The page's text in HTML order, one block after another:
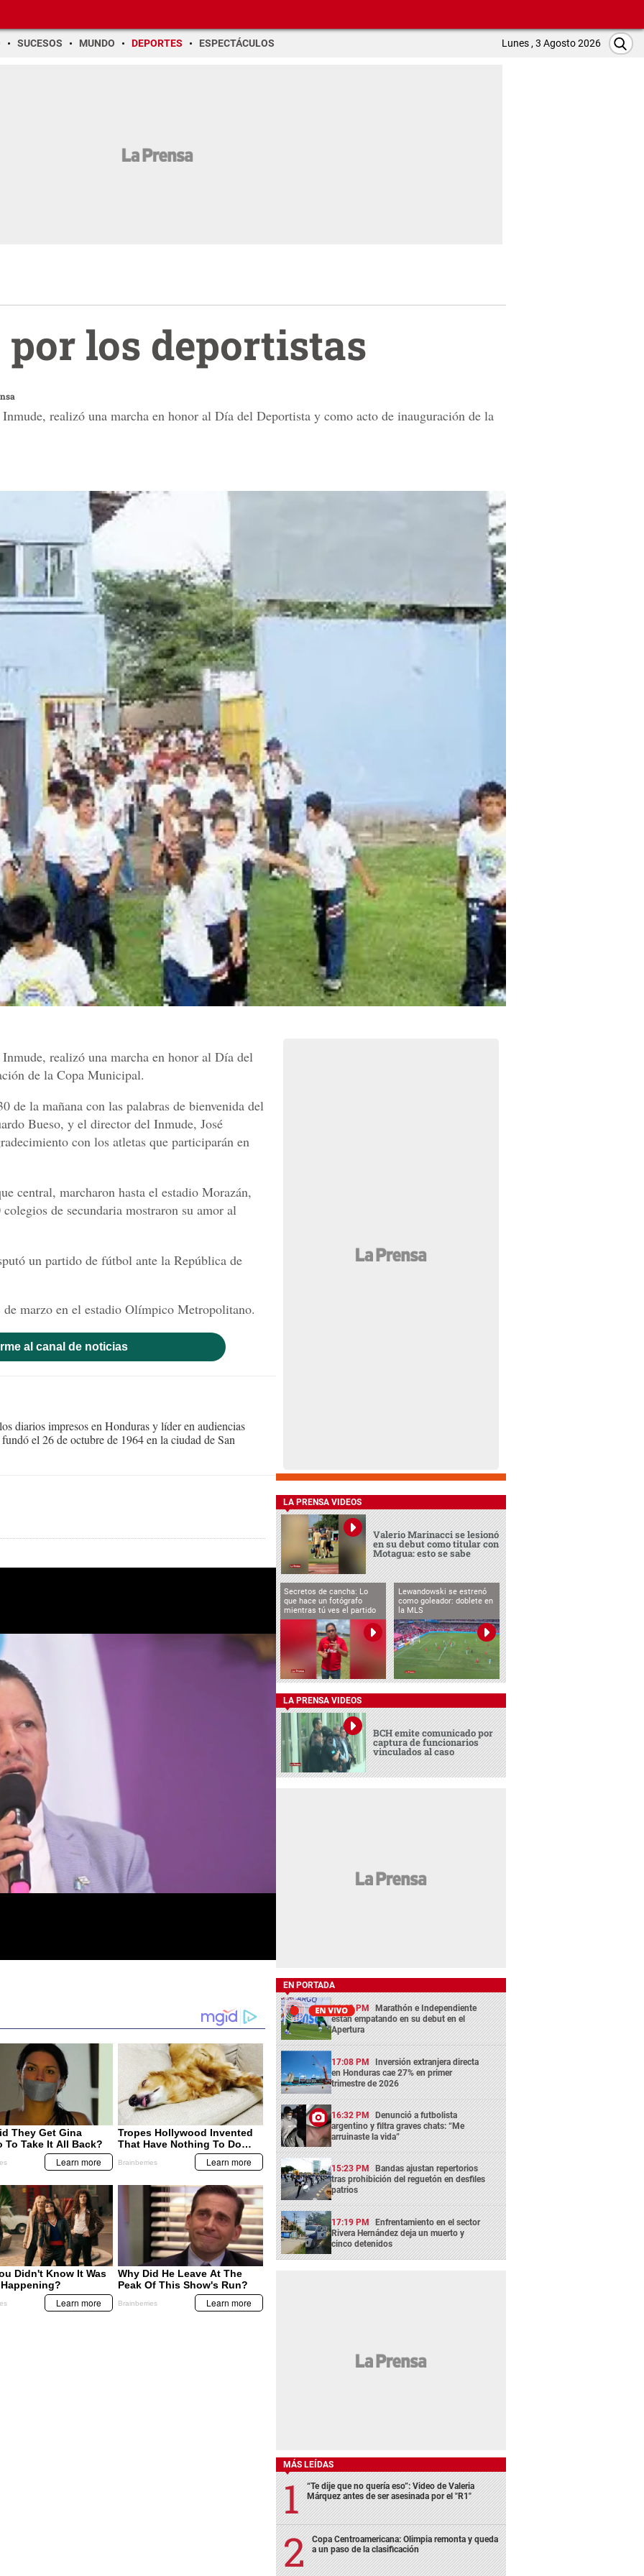
SUCESOS MUNDO DEPORTES ESPECTÁCULOS Lunes , 3 Agosto 2026
los deportistas
realizó una marcha en honor al Día del Deportista y como acto de inauguración de la
realizó una marcha en honor al Día del
de la Copa Municipal.
de la mañana con las palabras de bienvenida del
Bueso, y el director del Inmude, José
con los atletas que participarán en
central, marcharon hasta el estadio Morazán,
de secundaria mostraron su amor al
un partido de fútbol ante la República de
marzo en el estadio Olímpico Metropolitano.
al canal de noticias
diarios impresos en Honduras y líder en audiencias
el 26 de octubre de 1964 en la ciudad de San
LA PRENSA VIDEOS
Valerio Marinacci se lesionó
en su debut como titular con
Motagua: esto se sabe
Secretos de cancha: Lo
que hace un fotógrafo
mientras tú ves el partido
Lewandowski se estrenó
como goleador: doblete en
la MLS
LA PRENSA VIDEOS
BCH emite comunicado por
captura de funcionarios
vinculados al caso
EN PORTADA
14:43 PM Marathón e Independiente
están empatando en su debut en el
Apertura
17:08 PM Inversión extranjera directa
en Honduras cae 27% en primer
trimestre de 2026
16:32 PM Denunció a futbolista
argentino y filtra graves chats: “Me
arruinaste la vida”
15:23 PM Bandas ajustan repertorios
tras prohibición del reguetón en desfiles
patrios
17:19 PM Enfrentamiento en el sector
Rivera Hernández deja un muerto y
cinco detenidos
MÁS LEÍDAS
“Te dije que no quería eso”: Video de Valeria
Márquez antes de ser asesinada por el "R1"
Copa Centroamericana: Olimpia remonta y queda
a un paso de la clasificación